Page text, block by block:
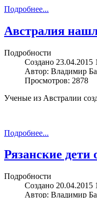
Подробнее...
Австралия
Подробности
Создано 23.04.2015
Автор: Владимир
Просмотров: 2878
Ученые из Австралии
Подробнее...
Рязанские дети
Подробности
Создано 20.04.2015
Автор: Владимир